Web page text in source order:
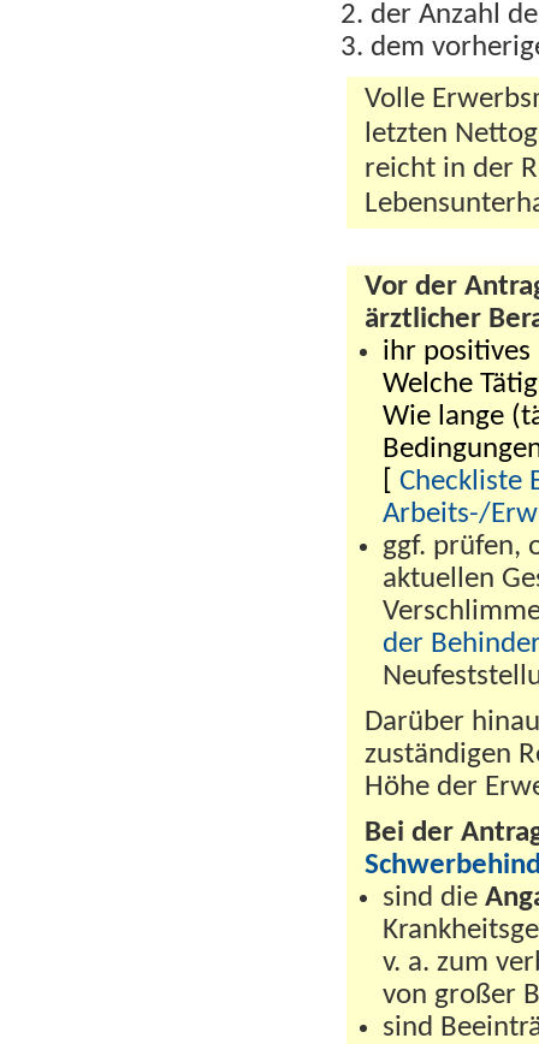
der Anzahl
dem
Volle
letzten
reicht in der
Vor der
ärztlicher
ihr positives
Welche
Wie lange
[Checkliste
Arbeits-/
ggf. prüfen,
aktuellen
der
Darüber
zuständigen
Höhe der
Bei der
sind die
v. a. zum
von großer
sind